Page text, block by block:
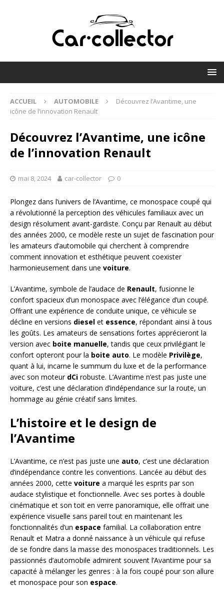
ACCUEIL AUTOMOBILE
Découvrez l’Avantime, une
icône de l’innovation Renault
Découvrez l’Avantime, une icône
de l’innovation Renault
mai 8, 2024 car-collector 0
Plongez dans l’univers de l’Avantime, ce monospace coupé qui
a révolutionné la perception des véhicules familiaux avec un
design résolument avant-gardiste. Conçu par Renault au début
des années 2000, ce modèle reste un sujet de fascination pour
les amateurs d’automobile qui cherchent à comprendre
comment innovation et esthétique peuvent coexister
harmonieusement dans une voiture.
L’Avantime, symbole de l’audace de Renault, fusionne le
confort spacieux d’un monospace avec l’élégance d’un coupé.
Offrant une expérience de conduite unique, ce véhicule se
décline en versions diesel et essence, répondant ainsi à tous
les goûts. Les amateurs de sensations fortes apprécieront la
version avec boite manuelle, tandis que ceux privilégiant le
confort opteront pour la boite auto. Le modèle Privilège,
quant à lui, incarne le summum du luxe et de la performance
avec son moteur dCi robuste. L’Avantime n’est pas juste une
voiture, c’est une déclaration d’indépendance sur la route, un
hommage au génie créatif sans limites.
L’histoire et le design de
l’Avantime
L’Avantime, ce n’est pas juste une auto, c’est une déclaration
d’indépendance contre les conventions. Lancée au début des
années 2000, cette voiture a marqué les esprits par son
audace stylistique et fonctionnelle. Avec ses portes à double
cinématique et son toit en verre panoramique, elle offrait une
expérience visuelle sans pareil tout en maintenant les
fonctionnalités d’un espace familial. La collaboration entre
Renault et Matra a donné naissance à un véhicule qui refuse
de se fondre dans la masse des monospaces traditionnels. Les
passionnés d’automobile admirent souvent l’Avantime pour sa
capacité à mélanger les genres : à la fois coupé pour son allure
et monospace pour son espace.